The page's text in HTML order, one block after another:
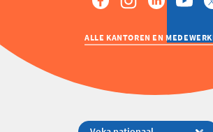
ALLE KANTOREN EN